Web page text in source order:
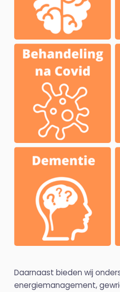
Daarnaast bieden wij
energiemanagement,